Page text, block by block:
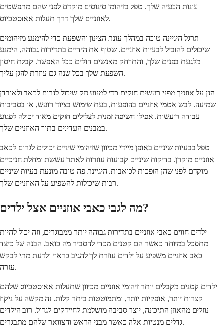
עונות הבעיה שלך. טפל בזיהומי סינוסים מוקדם לפני שהם מתפשטים
לאוזניים שלך דרך תעלות אאוסטכיוס.
תרגל היגיינה טובה במהלך עונת הצינון והשפעת כדי להימנע מזיהומים
שיכולים להוביל לבעיות אוזניים. שטוף את הידיים בתדירות גבוהה, הימנע
מלגעת בפנים שלך, והתרחק מאנשים חולים ככל האפשר. קבלת חיסון
השפעת שלך בכל שנה גם עוזרת להגן עליך.
הגן על אוזניך מפני רעשים חזקים כדי למנוע נזק שיכול לגרום לכאב ולאובדן
שמיעה. לבש אטמי אוזניים בהופעות, בעת שימוש בציוד רועש, או בסביבות
עבודה רועשות. אפילו חשיפה זמנית לצלילים חזקים מאוד יכולה לפגוע
במבנים העדינים בתוך האוזניים שלך.
טפל בבעיות שיניים באופן מיידי מכיוון שזיהומי שיניים יכולים לגרום לכאב
אוזניים מוקרן. בדיקות שיניים קבועות עוזרות לאתר עששת ומחלת חניכיים
מוקדם לפני שהן הופכות לכואבות. היגיינת פה טובה מונעת בעיות שיניים
רבות שיכולות להשפיע על האוזניים שלך.
מה לגבי כאבי אוזניים אצל ילדים?
ילדים חווים כאבי אוזניים בתדירות גבוהה יותר ממבוגרים, וזה יכול להיות
מתסכל במיוחד כאשר הם קטנים מכדי להסביר מה כואב. הבנה של כיצד
כאב אוזניים משפיע על ילדים עוזרת לך להגיב כראוי ולדעת מתי לבקש
עזרה.
ילדים קטנים מקבלים יותר זיהומי אוזניים מכיוון שתעלות אאוסטכיוס שלהם
קצרות יותר, אופקיות יותר, ומתמוטטות ביתר קלות. זה מקשה על ניקוז
נוזלים מהאוזן התיכונה, יוצר סביבה מושלמת לחיידקים לגדול. רוב הילדים
גדלים מנטיות אלה כאשר מבני הראש והצוואר שלהם מתבגרים.